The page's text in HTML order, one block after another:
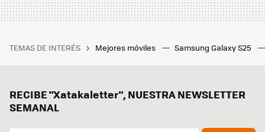
TEMAS DE INTERÉS Mejores móviles Samsung Galaxy S25
RECIBE "Xatakaletter", NUESTRA NEWSLETTER
SEMANAL